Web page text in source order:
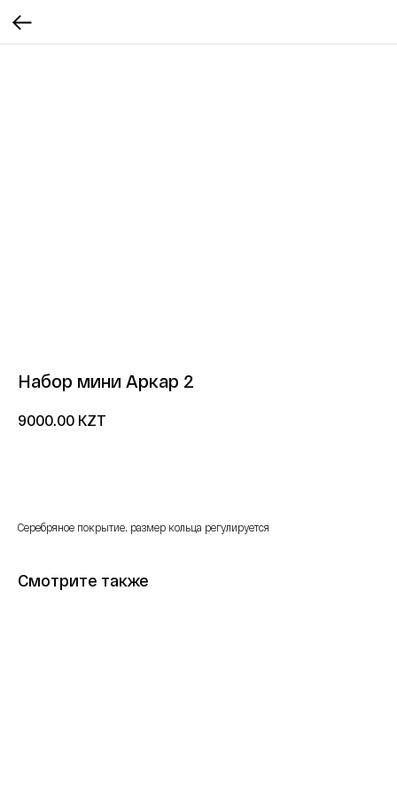
Набор мини Аркар 2
9000.00 KZT
Серебряное покрытие, размер кольца регулируется
Смотрите также